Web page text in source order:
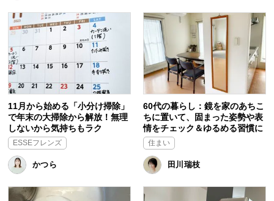
11月から始める「小分け掃除」
で年末の大掃除から解放！無理
しないから気持ちもラク
ESSEフレンズ
かつら
60代の暮らし：鏡を家のあちこ
ちに置いて、固まった姿勢や表
情をチェック＆ゆるめる習慣に
住まい
田川瑞枝